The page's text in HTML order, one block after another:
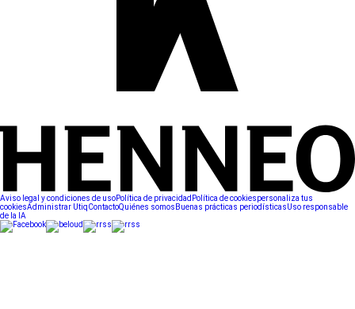
Aviso legal y condiciones de usoPolítica de privacidad Política de cookiespersonaliza tus
cookiesAdministrar UtiqContactoQuiénes somos Buenas prácticas periodísticasUso responsable
de la IA